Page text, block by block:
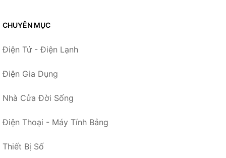
CHUYÊN MỤC
Điện Tử - Điện Lạnh
Điện Gia Dụng
Nhà Cửa Đời Sống
Điện Thoại - Máy Tính Bảng
Thiết Bị Số